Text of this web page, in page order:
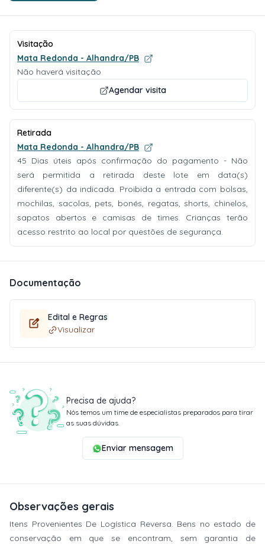
Visitação
Mata Redonda - Alhandra/PB
Não haverá visitação
Agendar visita
Retirada
Mata Redonda - Alhandra/PB
45 Dias úteis após confirmação do pagamento - Não
será permitida a retirada deste lote em data(s)
diferente(s) da indicada. Proibida a entrada com bolsas,
mochilas, sacolas, pets, bonés, regatas, shorts, chinelos,
sapatos abertos e camisas de times. Crianças terão
acesso restrito ao local por questões de segurança.
Documentação
Edital e Regras
Visualizar
Precisa de ajuda?
Nós temos um time de especialistas preparados para tirar
as suas dúvidas.
Enviar mensagem
Observações gerais
Itens Provenientes De Logística Reversa. Bens no estado de
conservação em que se encontram, sem garantia de